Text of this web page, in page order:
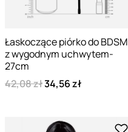
Łaskoczące piórko do BDSM
z wygodnym uchwytem-
27cm
42,08 zł34,56 zł